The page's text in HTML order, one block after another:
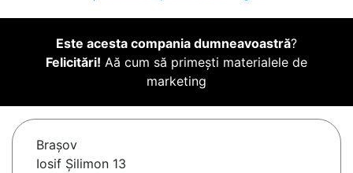
Este acesta compania dumneavoastră?
Felicitări! Aă cum să primești materialele de
marketing
Braşov
Iosif Șilimon 13